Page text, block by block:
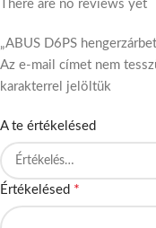
There are no reviews yet
„ABUS D6PS
Az e-mail címet nem
karakterrel jelöltük
A te értékelésed
Értékelésed *